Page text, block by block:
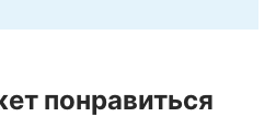
что необходимо
Его отношение к
твердые устои, это
понравиться